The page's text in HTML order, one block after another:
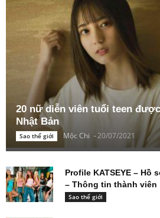
20 nữ diễn viên tuổi teen
Nhật Bản
Sao thế giới Mộc Chi -20/07/2021
Profile KATSEYE – Hồ
– Thông tin thành viên
Sao thế giới